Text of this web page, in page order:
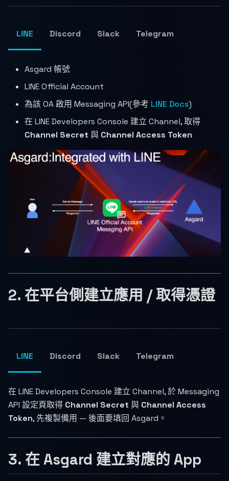
LINE Discord Slack Telegram
Asgard 帳號
LINE Official Account
為該 OA 啟用 Messaging API(參考 LINE Docs)
在 LINE Developers Console 建立 Channel, 取得
Channel Secret 與 Channel Access Token
2. 在平台側建立應用 / 取得憑證
LINE Discord Slack Telegram
在 LINE Developers Console 建立 Channel, 於 Messaging
API 設定頁取得 Channel Secret 與 Channel Access
Token, 先複製備用 — 後面要填回 Asgard。
3. 在 Asgard 建立對應的 App